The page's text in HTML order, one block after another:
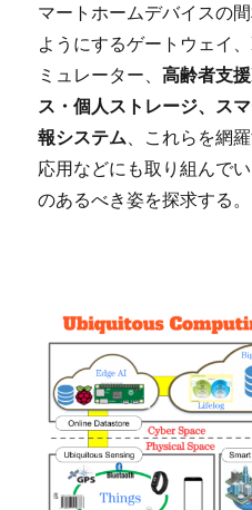
マートホームデバイスの
ようにするゲートウェイ
ミュレーター、高齢者支
ス・個人ストレージ、ス
報システム、これらを網
応用などにも取り組んで
のあるべき姿を探求する。